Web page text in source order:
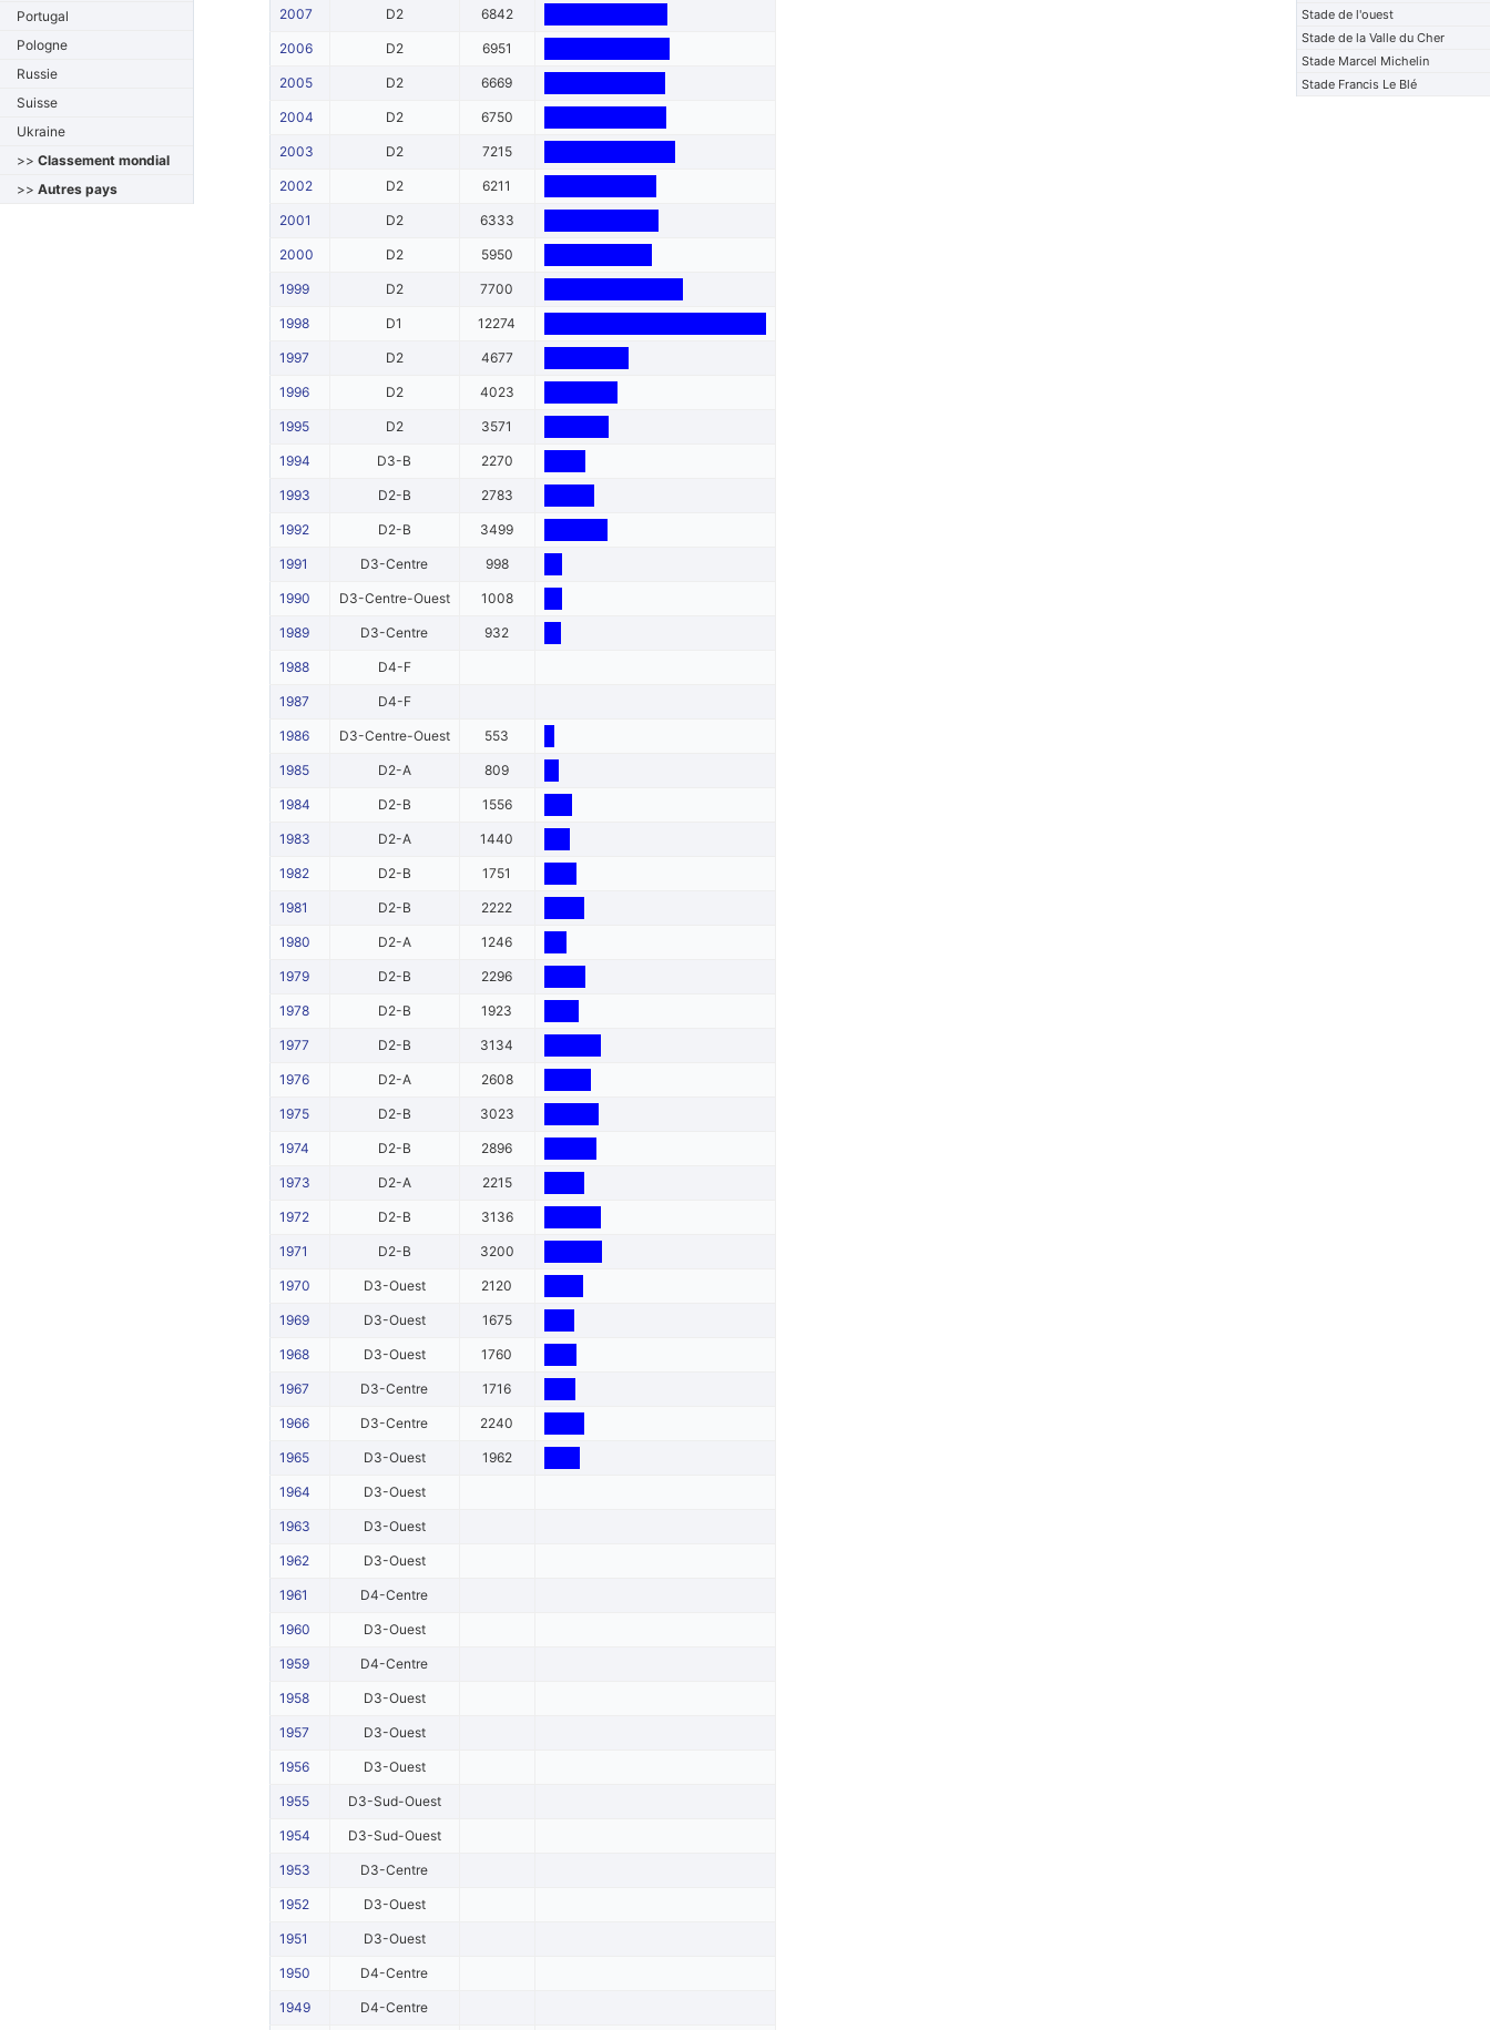
Portugal
Pologne
Russie
Suisse
Ukraine
>> Classement mondial
>> Autres pays
2007 D2 6842
2006 D2 6951
2005 D2 6669
2004 D2 6750
2003 D2 7215
2002 D2 6211
2001 D2 6333
2000 D2 5950
1999 D2 7700
1998 D1 12274
1997 D2 4677
1996 D2 4023
1995 D2 3571
1994 D3-B 2270
1993 D2-B 2783
1992 D2-B 3499
1991 D3-Centre 998
1990 D3-Centre-Ouest 1008
1989 D3-Centre 932
1988 D4-F
1987 D4-F
1986 D3-Centre-Ouest 553
1985 D2-A 809
1984 D2-B 1556
1983 D2-A 1440
1982 D2-B 1751
1981 D2-B 2222
1980 D2-A 1246
1979 D2-B 2296
1978 D2-B 1923
1977 D2-B 3134
1976 D2-A 2608
1975 D2-B 3023
1974 D2-B 2896
1973 D2-A 2215
1972 D2-B 3136
1971 D2-B 3200
1970 D3-Ouest 2120
1969 D3-Ouest 1675
1968 D3-Ouest 1760
1967 D3-Centre 1716
1966 D3-Centre 2240
1965 D3-Ouest 1962
1964 D3-Ouest
1963 D3-Ouest
1962 D3-Ouest
1961 D4-Centre
1960 D3-Ouest
1959 D4-Centre
1958 D3-Ouest
1957 D3-Ouest
1956 D3-Ouest
1955 D3-Sud-Ouest
1954 D3-Sud-Ouest
1953 D3-Centre
1952 D3-Ouest
1951 D3-Ouest
1950 D4-Centre
1949 D4-Centre
Stade de l'ouest
Stade de la Valle du Cher
Stade Marcel Michelin
Stade Francis Le Blé